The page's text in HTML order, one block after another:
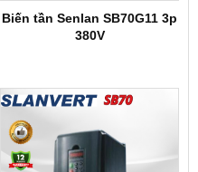
Biến tần Senlan SB70G11 3p
380V